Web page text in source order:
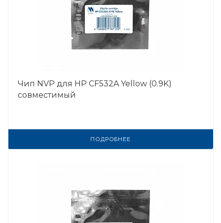
Чип NVP для HP CF532A Yellow (0.9K)
совместимый
ПОДРОБНЕЕ